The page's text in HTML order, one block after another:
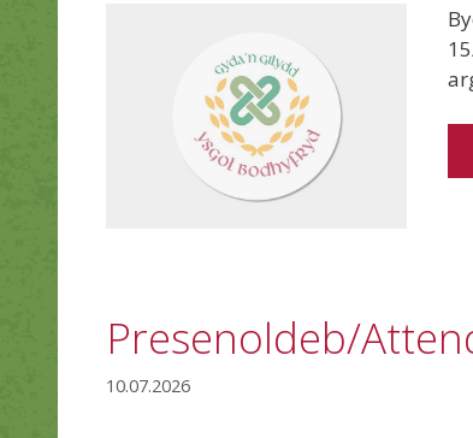
Presenoldeb/
10.07.2026